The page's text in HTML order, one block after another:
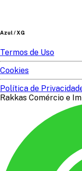
Azul / XG
Termos de Uso
Cookies
Política de
Rakkas Comércio e